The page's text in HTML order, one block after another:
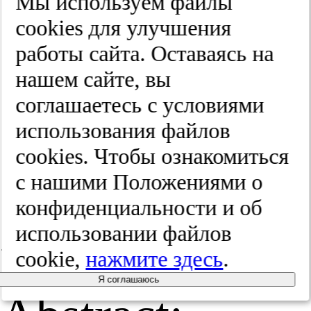
ле­че­ние.
Сто­ма­то­
ло­гия.
2025;(4):41-48
Резюме /
cооkies для улучшения
работы сайта. Оставаясь на
нашем сайте, вы
соглашаетесь с условиями
использования файлов
cооkies. Чтобы ознакомиться
с нашими Положениями о
конфиденциальности и об
использовании файлов
cookie,нажмите здесь.
Я соглашаюсь